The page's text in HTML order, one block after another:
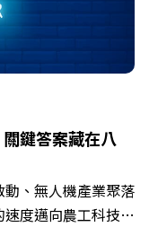
鍵答案藏在八
、無人機產業聚落
度邁向農工科技大